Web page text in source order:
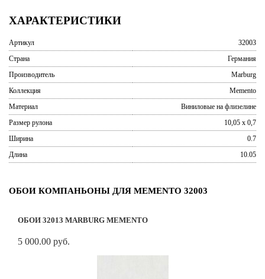
ХАРАКТЕРИСТИКИ
Артикул
32003
Страна
Германия
Производитель
Marburg
Коллекция
Memento
Материал
Виниловые на флизелине
Размер рулона
10,05 x 0,7
Ширина
0.7
Длина
10.05
ОБОИ КОМПАНЬОНЫ ДЛЯ MEMENTO 32003
ОБОИ 32013 MARBURG MEMENTO
5 000.00 руб.